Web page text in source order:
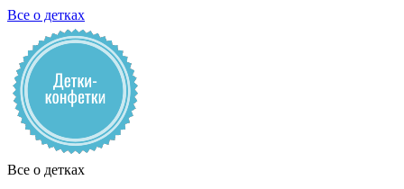
Все о детках
Все о детках